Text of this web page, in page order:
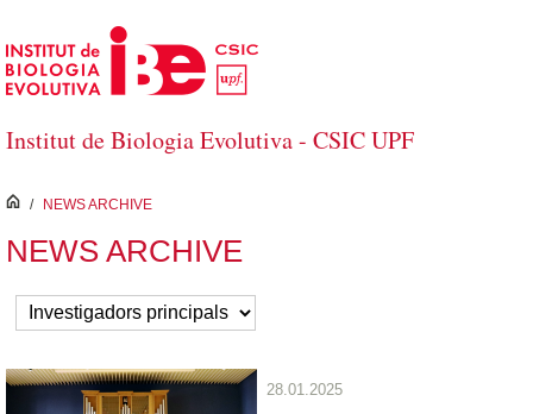
Salta al contingut principal
Institut de Biologia Evolutiva - CSIC UPF
inici
/ NEWS ARCHIVE
NEWS ARCHIVE
28.01.2025